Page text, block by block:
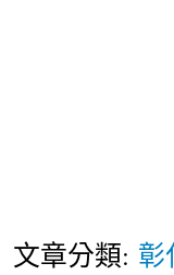
文章分類: 彰